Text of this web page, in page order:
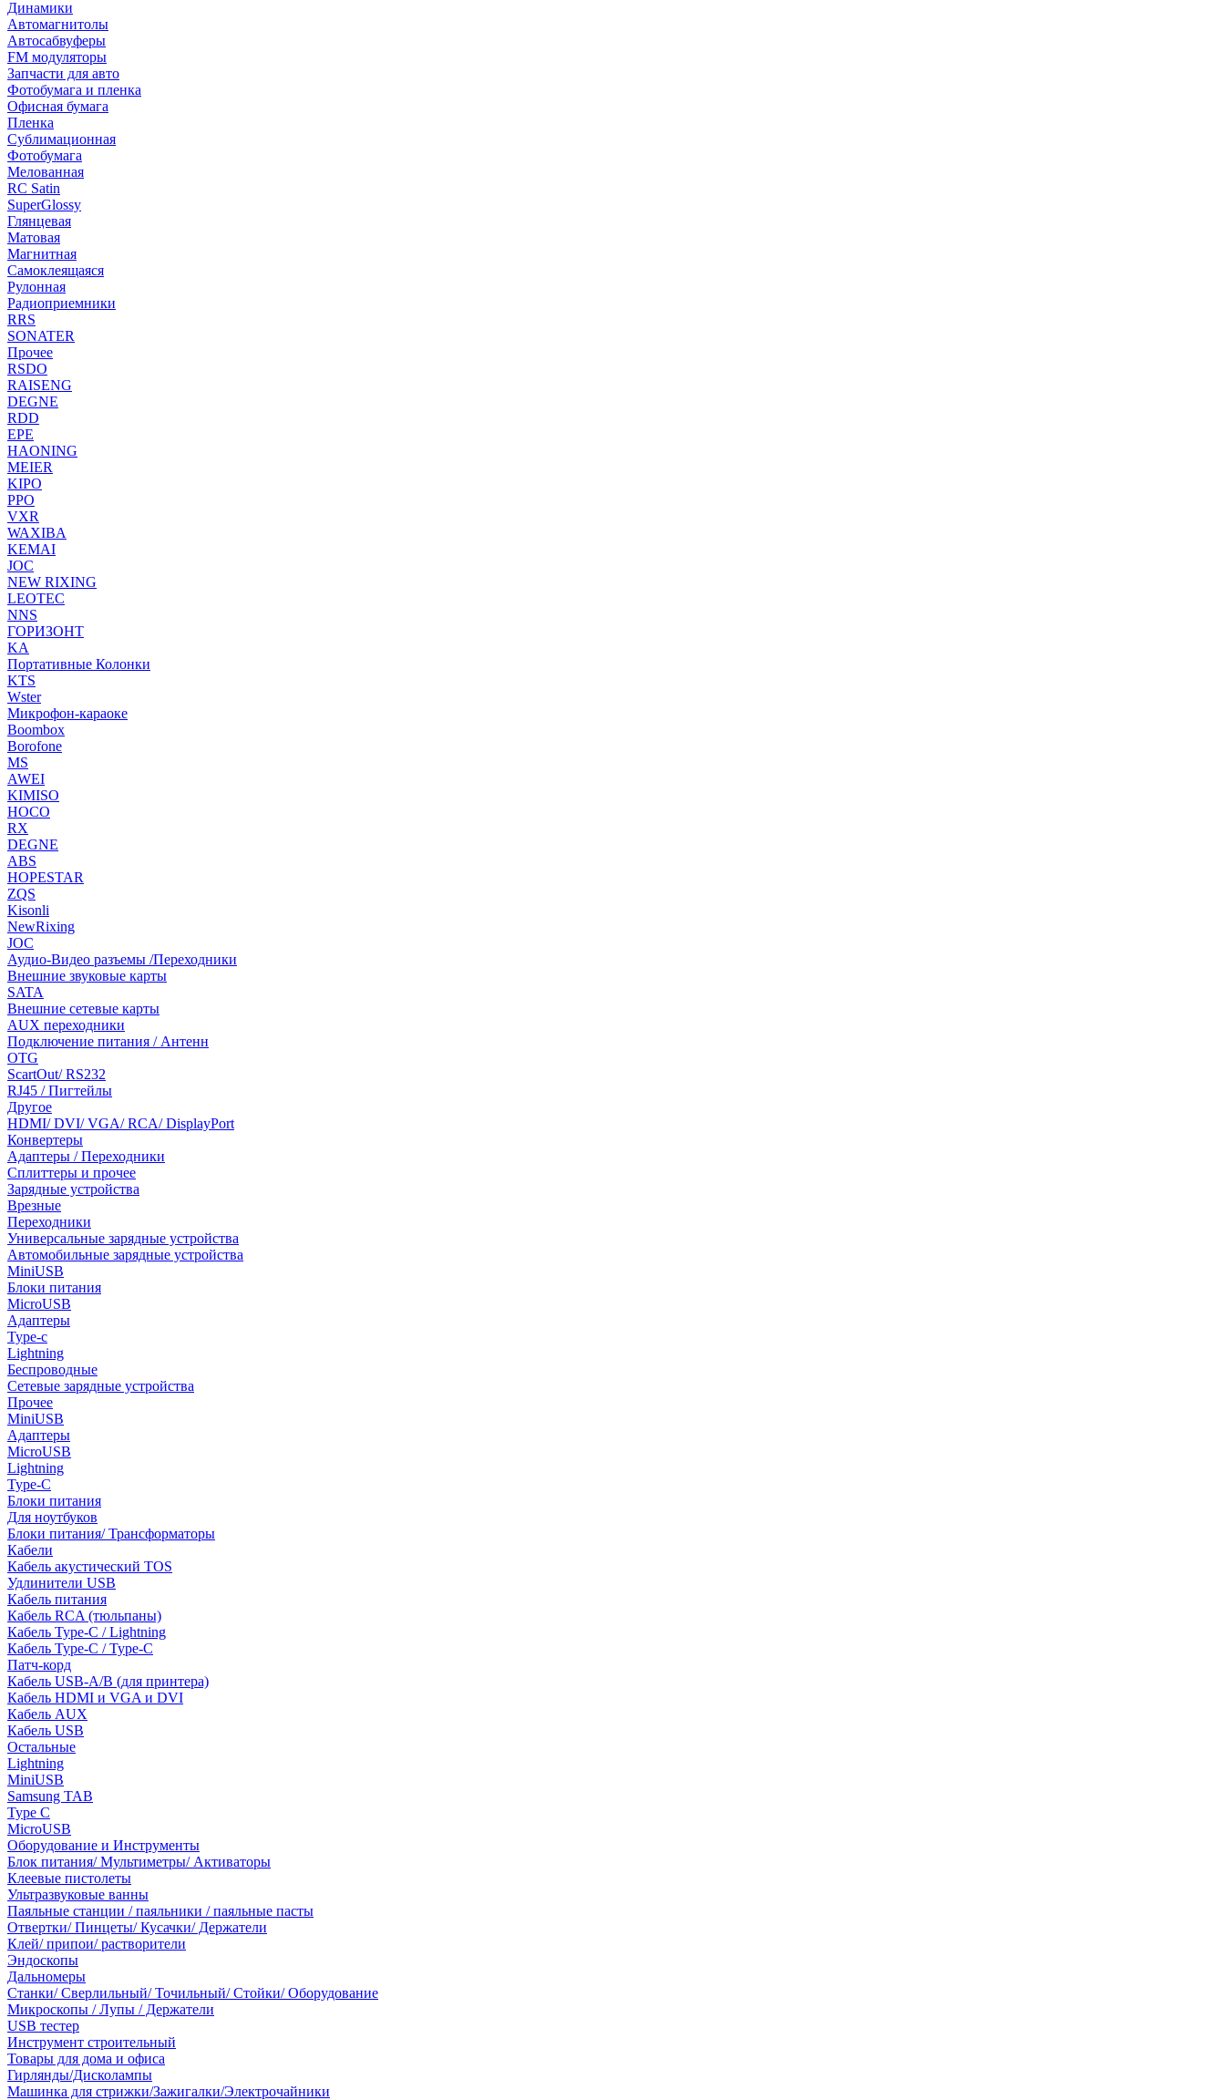
Динамики
Автомагнитолы
Автосабвуферы
FM модуляторы
Запчасти для авто
Фотобумага и пленка
Офисная бумага
Пленка
Сублимационная
Фотобумага
Мелованная
RC Satin
SuperGlossy
Глянцевая
Матовая
Магнитная
Самоклеящаяся
Рулонная
Радиоприемники
RRS
SONATER
Прочее
RSDO
RAISENG
DEGNE
RDD
EPE
HAONING
MEIER
KIPO
PPO
VXR
WAXIBA
KEMAI
JOC
NEW RIXING
LEOTEC
NNS
ГОРИЗОНТ
KA
Портативные Колонки
KTS
Wster
Микрофон-караоке
Boombox
Borofone
MS
AWEI
KIMISO
HOCO
RX
DEGNE
ABS
HOPESTAR
ZQS
Kisonli
NewRixing
JOC
Аудио-Видео разъемы /Переходники
Внешние звуковые карты
SATA
Внешние сетевые карты
AUX переходники
Подключение питания / Антенн
OTG
ScartOut/ RS232
RJ45 / Пигтейлы
Другое
HDMI/ DVI/ VGA/ RCA/ DisplayPort
Конвертеры
Адаптеры / Переходники
Сплиттеры и прочее
Зарядные устройства
Врезные
Переходники
Универсальные зарядные устройства
Автомобильные зарядные устройства
MiniUSB
Блоки питания
MicroUSB
Адаптеры
Type-c
Lightning
Беспроводные
Сетевые зарядные устройства
Прочее
MiniUSB
Адаптеры
MicroUSB
Lightning
Type-C
Блоки питания
Для ноутбуков
Блоки питания/ Трансформаторы
Кабели
Кабель акустический TOS
Удлинители USB
Кабель питания
Кабель RCA (тюльпаны)
Кабель Type-C / Lightning
Кабель Type-C / Type-C
Патч-корд
Кабель USB-A/B (для принтера)
Кабель HDMI и VGA и DVI
Кабель AUX
Кабель USB
Остальные
Lightning
MiniUSB
Samsung TAB
Type C
MicroUSB
Оборудование и Инструменты
Блок питания/ Мультиметры/ Активаторы
Клеевые пистолеты
Ультразвуковые ванны
Паяльные станции / паяльники / паяльные пасты
Отвертки/ Пинцеты/ Кусачки/ Держатели
Клей/ припои/ растворители
Эндоскопы
Дальномеры
Станки/ Сверлильный/ Точильный/ Стойки/ Оборудование
Микроскопы / Лупы / Держатели
USB тестер
Инструмент строительный
Товары для дома и офиса
Гирлянды/Дисколампы
Машинка для стрижки/Зажигалки/Электрочайники